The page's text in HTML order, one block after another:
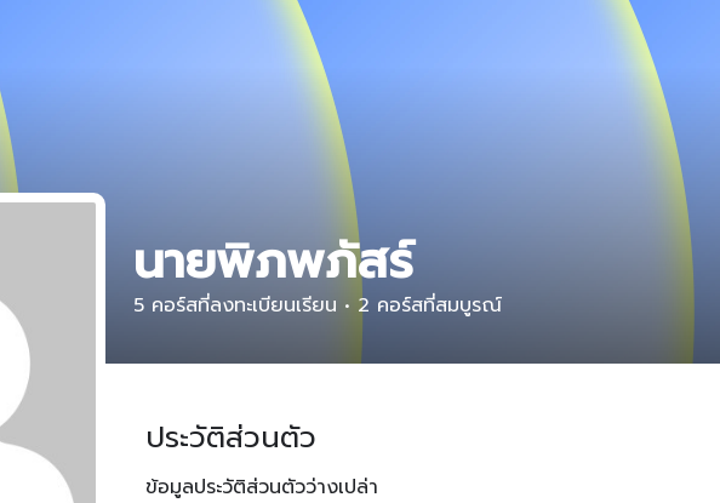
นายพิภพภัสร์
5 คอร์สที่ลงทะเบียนเรียน • 2 คอร์สที่สมบูรณ์
ประวัติส่วนตัว
ข้อมูลประวัติส่วนตัวว่างเปล่า